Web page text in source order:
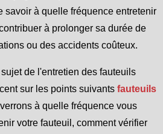
savoir à quelle fréquence entretenir
à prolonger sa durée de
ou des accidents coûteux.
de l'entretien des fauteuils
sur les points suivants fauteuils
à quelle fréquence vous
votre fauteuil, comment vérifier